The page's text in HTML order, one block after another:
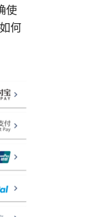
使
何